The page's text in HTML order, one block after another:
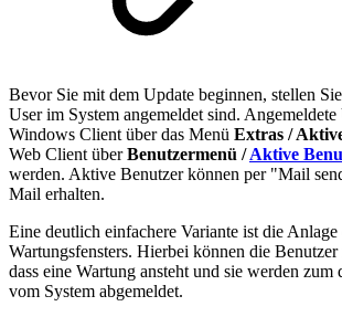
Bevor Sie mit dem Update beginnen, stellen
User im System angemeldet sind.
Windows Client über das Menü Extras /
Web Client überBenutzermenü /Aktive
werden. Aktive Benutzer können per "Mail
Mail erhalten.
Eine deutlich einfachere Variante ist die Anlage
Wartungsfensters. Hierbei können die
dass eine Wartung ansteht und sie werden
vom System abgemeldet.